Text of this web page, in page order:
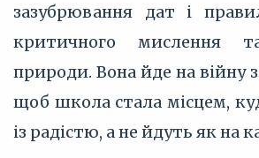
зазубрювання дат і
критичного мислення
природи. Вона йде на війну
щоб школа стала місцем,
із радістю, а не йдуть як на